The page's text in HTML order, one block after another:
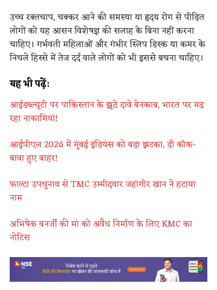
उच्च रक्तचाप, चक्कर आने की समस्या या हृदय रोग से पीड़ित
लोगों को यह आसन विशेषज्ञ की सलाह के बिना नहीं करना
चाहिए। गर्भवती महिलाओं और गंभीर स्लिप डिस्क या कमर के
निचले हिस्से में तेज दर्द वाले लोगों को भी इससे बचना चाहिए।
यह भी पढ़ें:
आईडब्ल्यूटी पर पाकिस्तान के झूठे दावे बेनकाब, भारत पर मढ़
रहा नाकामियां!
आईपीएल 2026 में मुंबई इंडियंस को बड़ा झटका, डी कॉक-
बावा हुए बाहर!
फाल्टा उपचुनाव से TMC उम्मीदवार जहांगीर खान ने हटाया
नाम
अभिषेक बनर्जी की मां को अवैध निर्माण के लिए KMC का
नोटिस